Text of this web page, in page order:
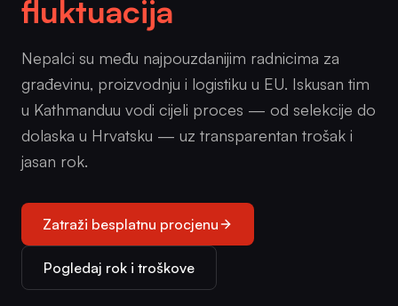
fluktuacija
Nepalci su među najpouzdanijim radnicima za
građevinu, proizvodnju i logistiku u EU. Iskusan tim
u Kathmanduu vodi cijeli proces — od selekcije do
dolaska u Hrvatsku — uz transparentan trošak i
jasan rok.
Zatraži besplatnu procjenu
Pogledaj rok i troškove